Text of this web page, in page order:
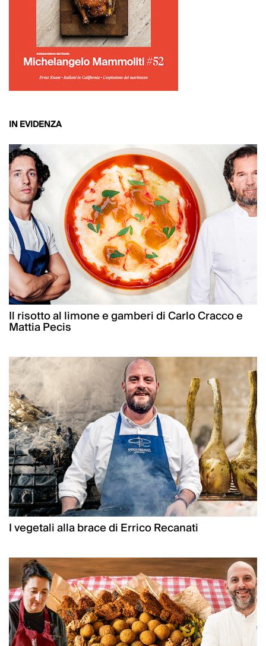
IN EVIDENZA
Il risotto al limone e gamberi di Carlo Cracco e
Mattia Pecis
I vegetali alla brace di Errico Recanati